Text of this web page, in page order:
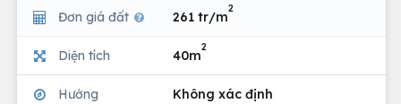
Đơn giá đất 261 tr/m
2
Diện tích 40m
2
Hướng Không xác định